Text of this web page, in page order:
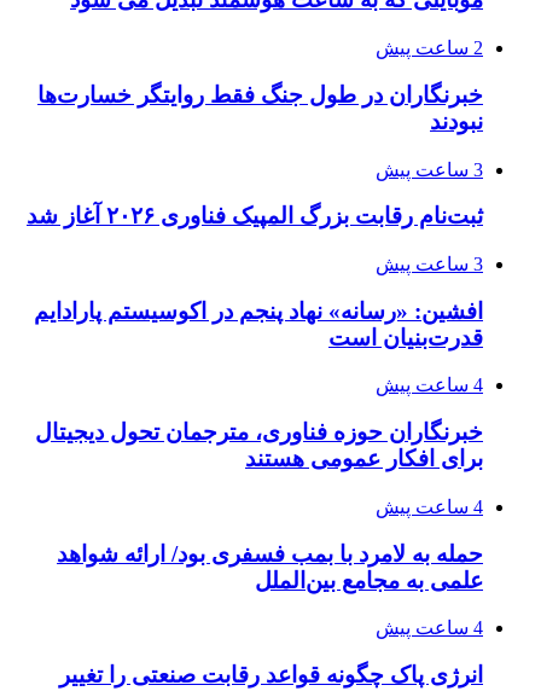
2 ساعت پیش
خبرنگاران در طول جنگ فقط روایتگر خسارت‌ها
نبودند
3 ساعت پیش
ثبت‌نام رقابت بزرگ المپیک فناوری ۲۰۲۶ آغاز شد
3 ساعت پیش
افشین: «رسانه» نهاد پنجم در اکوسیستم پارادایم
قدرت‌بنیان است
4 ساعت پیش
خبرنگاران حوزه فناوری، مترجمان تحول دیجیتال
برای افکار عمومی هستند
4 ساعت پیش
حمله به لامرد با بمب فسفری بود/ ارائه شواهد
علمی به مجامع بین‌الملل
4 ساعت پیش
انرژی پاک چگونه قواعد رقابت صنعتی را تغییر